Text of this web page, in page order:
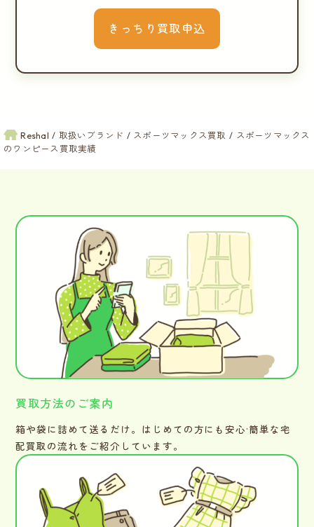
きっちり買取申込
Reshal 取扱いブランド スポーツマックス買取
スポーツマックス
のワンピース買取実績
買取方法のご案内
箱や袋に詰めて送るだけ。はじめての方にも安心·簡単な宅
配買取の流れをご紹介しています。